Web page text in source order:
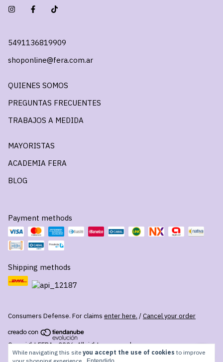
While navigating this site you accept the use of cookies to improve
5491136819909
shoponline@fera.com.ar
QUIENES SOMOS
PREGUNTAS FRECUENTES
TRABAJOS A MEDIDA
MAYORISTAS
ACADEMIA FERA
BLOG
Payment methods
Shipping methods
Consumers Defense. For claims enter here. /Cancel your order
Copyright FERA - 2026. All rights reserved.